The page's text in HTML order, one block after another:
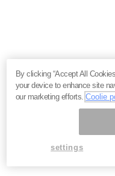
By clicking “Accept All
your device to enhance site
our marketing efforts.Coolie
settings